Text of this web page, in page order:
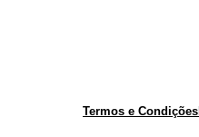
Termos e Condições